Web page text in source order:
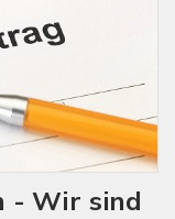
- Wir sind